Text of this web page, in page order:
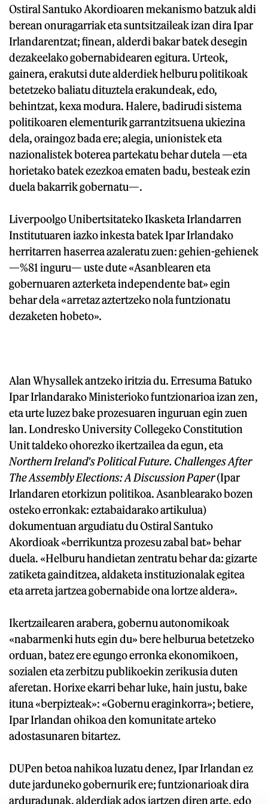
Ostiral Santuko Akordioaren mekanismo batzuk aldi
berean onuragarriak eta suntsitzaileak izan dira Ipar
Irlandarentzat; finean, alderdi bakar batek desegin
dezakeelako gobernabidearen egitura. Urteok,
gainera, erakutsi dute alderdiek helburu politikoak
betetzeko baliatu dituztela erakundeak, edo,
behintzat, kexa modura. Halere, badirudi sistema
politikoaren elementurik garrantzitsuena ukiezina
dela, oraingoz bada ere; alegia, unionistek eta
nazionalistek boterea partekatu behar dutela —eta
horietako batek ezezkoa ematen badu, besteak ezin
duela bakarrik gobernatu—.
Liverpoolgo Unibertsitateko Ikasketa Irlandarren
Institutuaren iazko inkesta batek Ipar Irlandako
herritarren haserrea azaleratu zuen: gehien-gehienek
—%81 inguru— uste dute «Asanblearen eta
gobernuaren azterketa independente bat» egin
behar dela «arretaz aztertzeko nola funtzionatu
dezaketen hobeto».
Alan Whysallek antzeko iritzia du. Erresuma Batuko
Ipar Irlandarako Ministerioko funtzionarioa izan zen,
eta urte luzez bake prozesuaren inguruan egin zuen
lan. Londresko University Collegeko Constitution
Unit taldeko ohorezko ikertzailea da egun, eta
Northern Ireland's Political Future. Challenges After
The Assembly Elections: A Discussion Paper(Ipar
Irlandaren etorkizun politikoa. Asanblearako bozen
osteko erronkak: eztabaidarako artikulua)
dokumentuan argudiatu du Ostiral Santuko
Akordioak «berrikuntza prozesu zabal bat» behar
duela. «Helburu handietan zentratu behar da: gizarte
zatiketa gainditzea, aldaketa instituzionalak egitea
eta arreta jartzea gobernabide ona lortze aldera».
Ikertzailearen arabera, gobernu autonomikoak
«nabarmenki huts egin du» bere helburua betetzeko
orduan, batez ere egungo erronka ekonomikoen,
sozialen eta zerbitzu publikoekin zerikusia duten
aferetan. Horixe ekarri behar luke, hain justu, bake
ituna «berpizteak»: «Gobernu eraginkorra»; betiere,
Ipar Irlandan ohikoa den komunitate arteko
adostasunaren bitartez.
DUPen betoa nahikoa luzatu denez, Ipar Irlandan ez
dute jarduneko gobernurik ere; funtzionarioak dira
arduradunak, alderdiak ados jartzen diren arte, edo